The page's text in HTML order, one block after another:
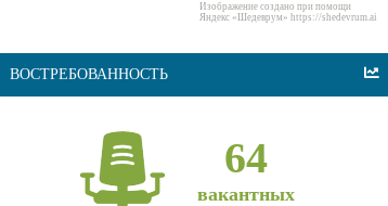
Изображение создано при помощи
Яндекс «Шедеврум» https://shedevrum.ai
ВОСТРЕБОВАННОСТЬ
64
вакантных